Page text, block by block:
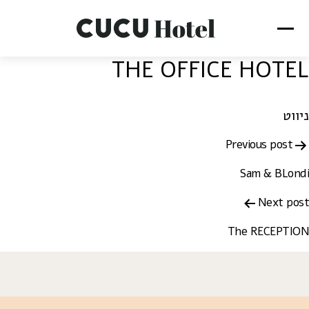
THE OFFICE HOTEL
ניווט
Previous post
Sam & BLondi
Next post
The RECEPTION